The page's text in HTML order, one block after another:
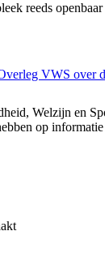
reeds
VWS over
Welzijn en
op